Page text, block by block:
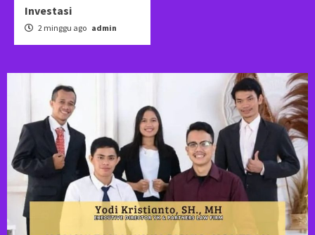
Investasi
2 minggu ago admin